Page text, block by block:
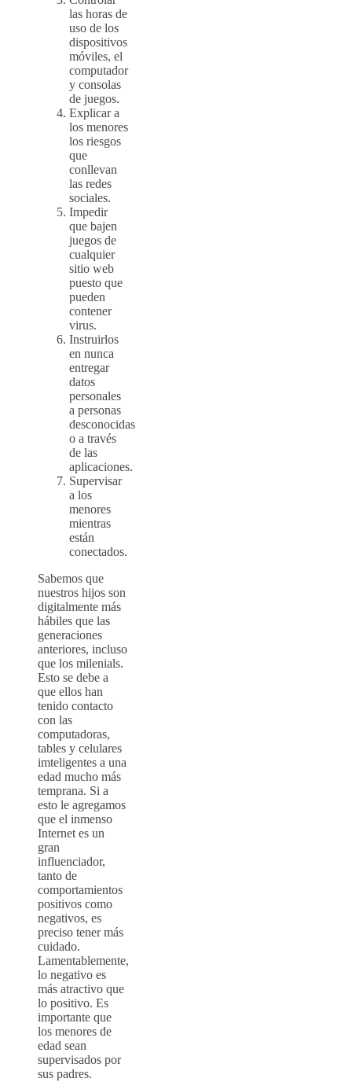
las horas de
uso de los
dispositivos
móviles, el
computador
y consolas
de juegos.
Explicar a
los menores
los riesgos
que
conllevan
las redes
sociales.
Impedir
que bajen
juegos de
cualquier
sitio web
puesto que
pueden
contener
virus.
Instruirlos
en nunca
entregar
datos
personales
a personas
desconocidas
o a través
de las
aplicaciones.
Supervisar
a los
menores
mientras
están
conectados.
Sabemos que
nuestros hijos son
digitalmente más
hábiles que las
generaciones
anteriores, incluso
que los milenials.
Esto se debe a
que ellos han
tenido contacto
con las
computadoras,
tables y celulares
imteligentes a una
edad mucho más
temprana. Si a
esto le agregamos
que el inmenso
Internet es un
gran
influenciador,
tanto de
comportamientos
positivos como
negativos, es
preciso tener más
cuidado.
Lamentablemente,
lo negativo es
más atractivo que
lo positivo. Es
importante que
los menores de
edad sean
supervisados por
sus padres.